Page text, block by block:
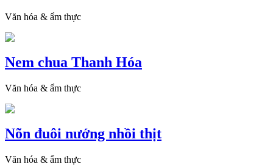
Văn hóa & ẩm thực
Nem chua Thanh Hóa
Văn hóa & ẩm thực
Nõn đuôi nướng nhồi thịt
Văn hóa & ẩm thực